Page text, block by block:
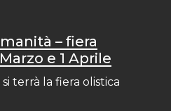
– fiera
e 1 Aprile
terrà la fiera olistica